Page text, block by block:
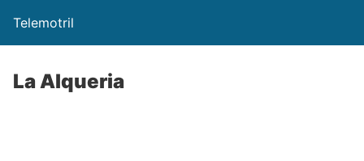
Telemotril
La Alqueria